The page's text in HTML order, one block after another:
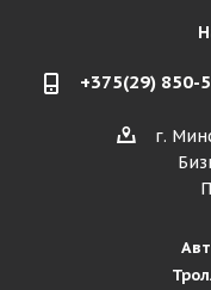
+375(29) 850-
г.